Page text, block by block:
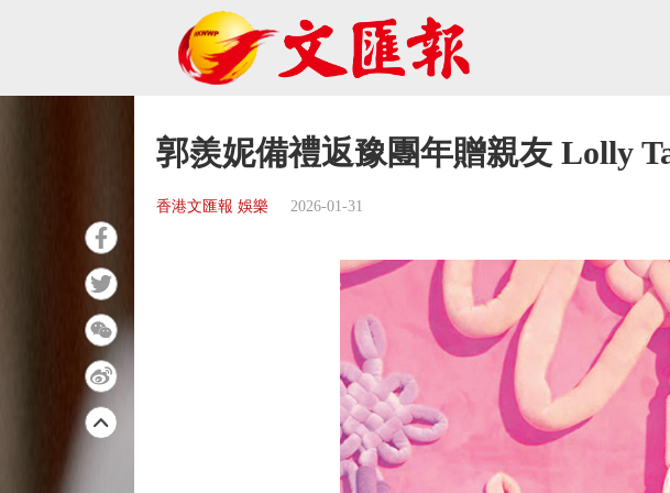
郭羨妮備禮返豫團年贈親友 Lolly
香港文匯報 娛樂 2026-01-31